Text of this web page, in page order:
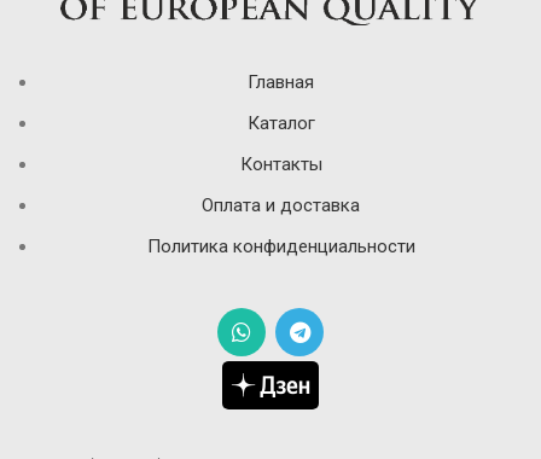
Главная
Каталог
Контакты
Оплата и доставка
Политика конфиденциальности